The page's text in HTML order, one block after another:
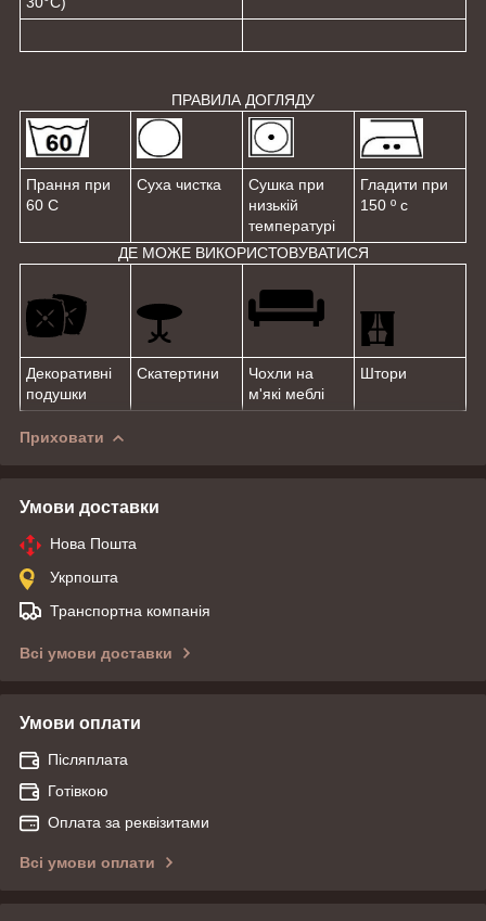
ПРАВИЛА ДОГЛЯДУ
Прання при
60 С
Суха чистка
Сушка при
низькій
температурі
Гладити при
150 º с
ДЕ МОЖЕ ВИКОРИСТОВУВАТИСЯ
Декоративні
подушки
Скатертини
Чохли на
м'які меблі
Штори
Приховати
Умови доставки
Нова Пошта
Укрпошта
Транспортна компанія
Всі умови доставки
Умови оплати
Післяплата
Готівкою
Оплата за реквізитами
Всі умови оплати